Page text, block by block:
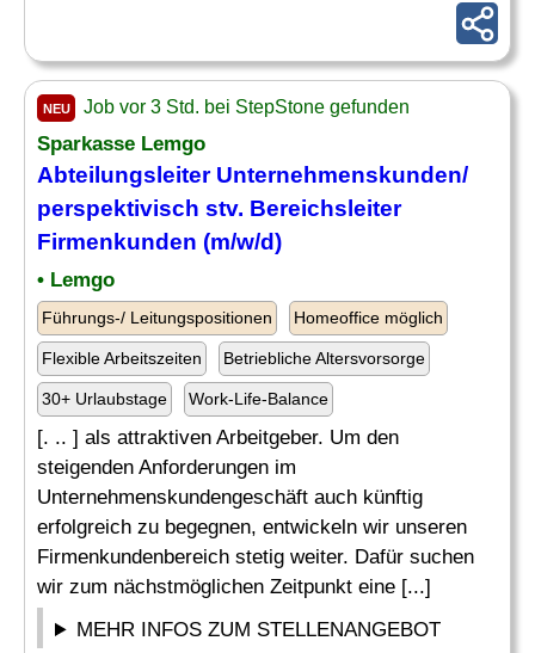
NEU Job vor 3 Std. bei StepStone gefunden
Sparkasse Lemgo
AbteilungsleiterUnternehmenskunden/
perspektivisch stv. Bereichsleiter
Firmenkunden (m/w/d)
• Lemgo
Führungs-/ Leitungspositionen Homeoffice möglich
Flexible Arbeitszeiten Betriebliche Altersvorsorge
30+ Urlaubstage Work-Life-Balance
[. .. ] als attraktiven Arbeitgeber. Um den
steigenden Anforderungen im
Unternehmenskundengeschäft auch künftig
erfolgreich zu begegnen, entwickeln wir unseren
Firmenkundenbereich stetig weiter. Dafür suchen
wir zum nächstmöglichen Zeitpunkt eine [...]
MEHR INFOS ZUM STELLENANGEBOT